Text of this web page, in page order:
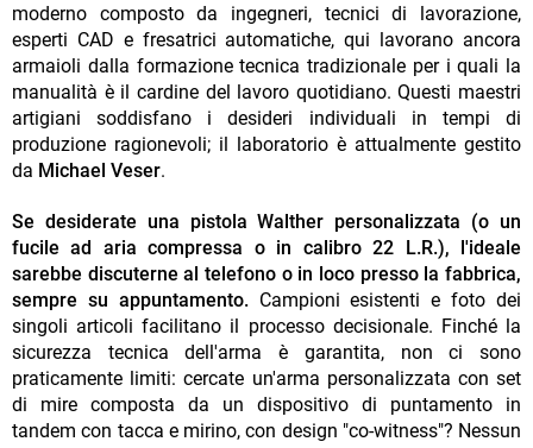
moderno composto da ingegneri, tecnici di lavorazione,
esperti CAD e fresatrici automatiche, qui lavorano ancora
armaioli dalla formazione tecnica tradizionale per i quali la
manualità è il cardine del lavoro quotidiano. Questi maestri
artigiani soddisfano i desideri individuali in tempi di
produzione ragionevoli; il laboratorio è attualmente gestito
da Michael Veser.
Se desiderate una pistola Walther personalizzata (o un
fucile ad aria compressa o in calibro 22 L.R.), l'ideale
sarebbe discuterne al telefono o in loco presso la fabbrica,
sempre su appuntamento.Campioni esistenti e foto dei
singoli articoli facilitano il processo decisionale. Finché la
sicurezza tecnica dell'arma è garantita, non ci sono
praticamente limiti: cercate un'arma personalizzata con set
di mire composta da un dispositivo di puntamento in
tandem con tacca e mirino, con design "co-witness"? Nessun